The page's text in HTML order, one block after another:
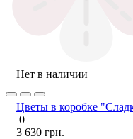
Нет в наличии
Цветы в коробке
0
3 630 грн.